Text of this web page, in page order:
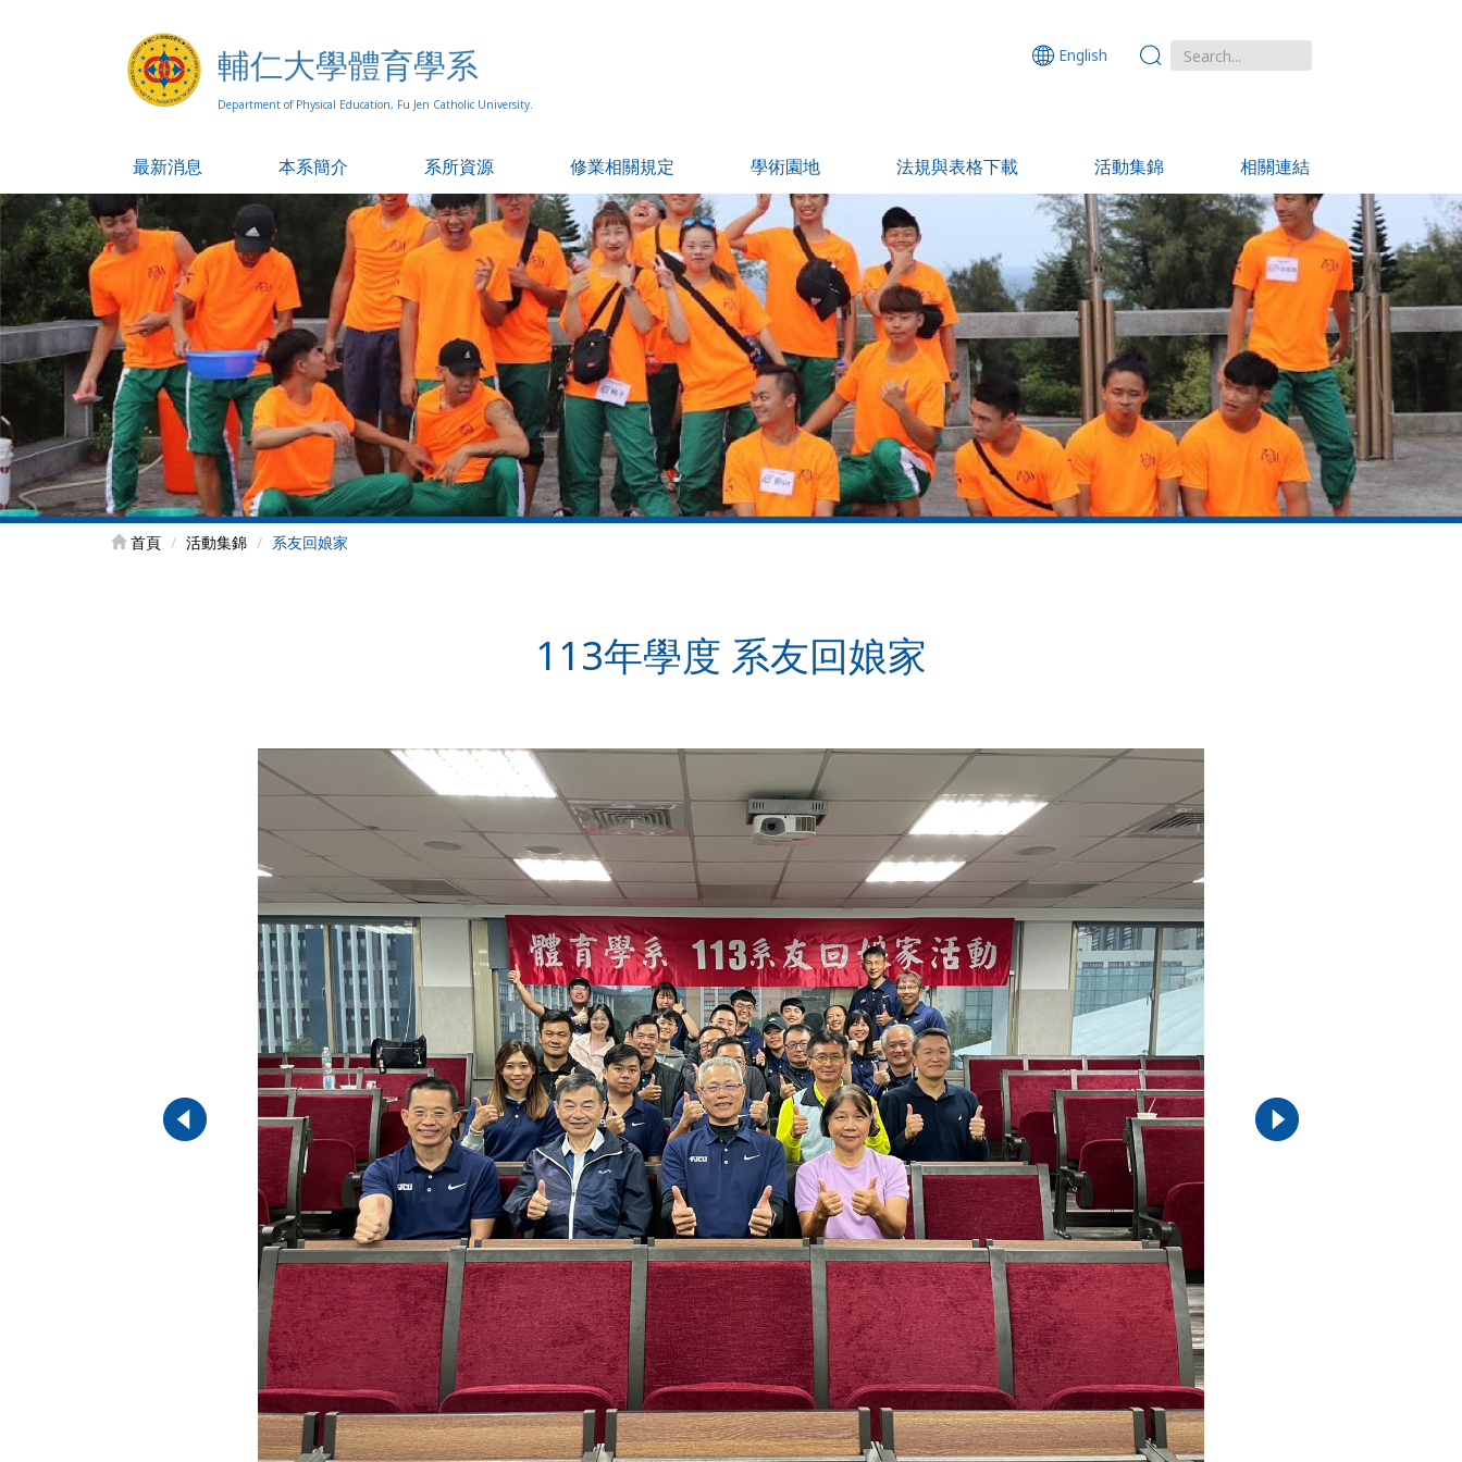
輔仁大學體育學系
Department of Physical Education, Fu Jen Catholic University.
English
最新消息 本系簡介 系所資源 修業相關規定 學術園地 法規與表格下載 活動集錦 相關連結
首頁 活動集錦 系友回娘家
113年學度 系友回娘家